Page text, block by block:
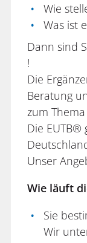
Wie
Was ist
Dann sind
!
Die
Beratung
zum
Die EUTB®
Unser
Wie läuft
Sie
Wir